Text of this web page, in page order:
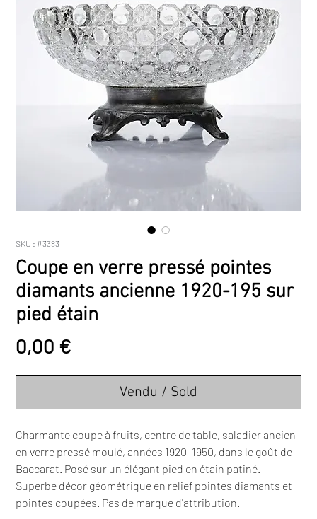
SKU : #3383
Coupe en verre pressé pointes
diamants ancienne 1920-195 sur
pied étain
0,00 €
Vendu / Sold
Charmante coupe à fruits, centre de table, saladier ancien
en verre pressé moulé, années 1920–1950, dans le goût de
Baccarat. Posé sur un élégant pied en étain patiné.
Superbe décor géométrique en relief pointes diamants et
pointes coupées. Pas de marque d'attribution.